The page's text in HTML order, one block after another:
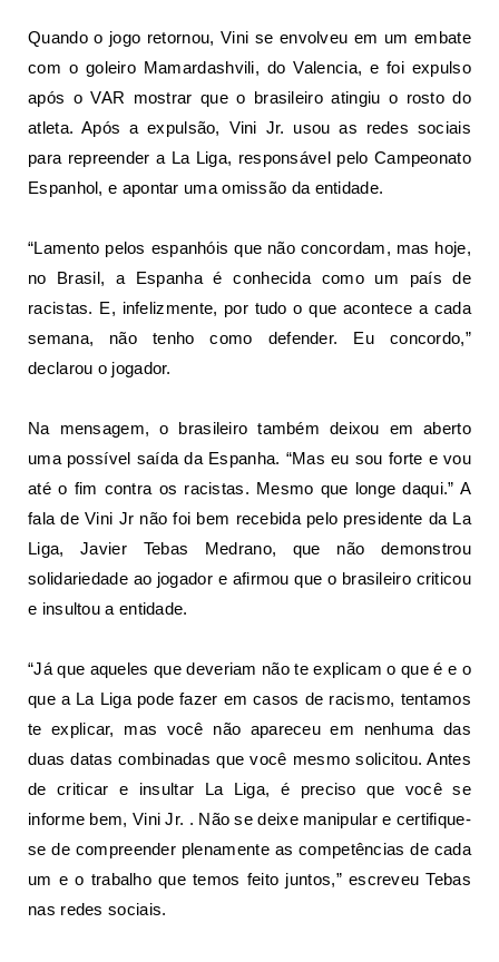
Quando o jogo retornou, Vini se envolveu em um embate
com o goleiro Mamardashvili, do Valencia, e foi expulso
após o VAR mostrar que o brasileiro atingiu o rosto do
atleta. Após a expulsão, Vini Jr. usou as redes sociais
para repreender a La Liga, responsável pelo Campeonato
Espanhol, e apontar uma omissão da entidade.
“Lamento pelos espanhóis que não concordam, mas hoje,
no Brasil, a Espanha é conhecida como um país de
racistas. E, infelizmente, por tudo o que acontece a cada
semana, não tenho como defender. Eu concordo,”
declarou o jogador.
Na mensagem, o brasileiro também deixou em aberto
uma possível saída da Espanha. “Mas eu sou forte e vou
até o fim contra os racistas. Mesmo que longe daqui.” A
fala de Vini Jr não foi bem recebida pelo presidente da La
Liga, Javier Tebas Medrano, que não demonstrou
solidariedade ao jogador e afirmou que o brasileiro criticou
e insultou a entidade.
“Já que aqueles que deveriam não te explicam o que é e o
que a La Liga pode fazer em casos de racismo, tentamos
te explicar, mas você não apareceu em nenhuma das
duas datas combinadas que você mesmo solicitou. Antes
de criticar e insultar La Liga, é preciso que você se
informe bem, Vini Jr. . Não se deixe manipular e certifique-
se de compreender plenamente as competências de cada
um e o trabalho que temos feito juntos,” escreveu Tebas
nas redes sociais.